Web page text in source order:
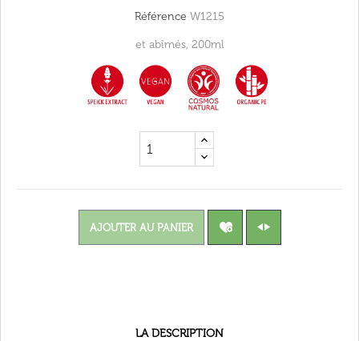
Référence W1215
et abîmés, 200ml
AJOUTER AU PANIER
LA DESCRIPTION